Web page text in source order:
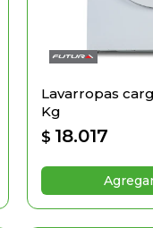
Lavarropas
Kg
$ 18.017